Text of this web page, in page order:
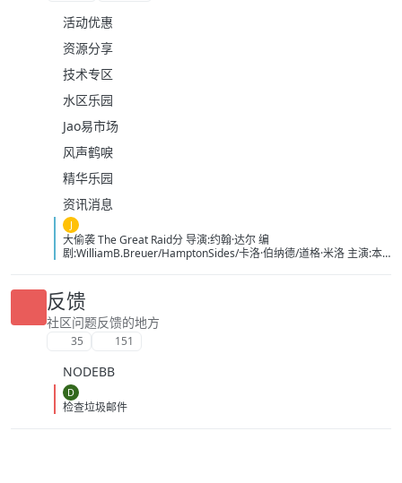
活动优惠
资源分享
技术专区
水区乐园
Jao易市场
风声鹤唳
精华乐园
资讯消息
J
大偷袭 The Great Raid分 导演:约翰·达尔 编
剧:WilliamB.Breuer/HamptonSides/卡洛·伯纳德/道格·米洛 主演:本
曼辛托斯/杰里米·卡拉汉/ScottMcLean/保罗·蒙塔尔班/克莱恩·克劳福
德/萨姆·沃辛顿/RoystonInnes/卢克·佩格勒/代尔·戴/杰罗姆·埃勒斯/布
雷特·塔克/KristianSchmid/瓦维克·杨/TimCampbell/马特·多兰/约瑟夫
·费因斯/马尔顿·索克斯/罗根·马歇尔-格林/尼古拉斯·贝尔/肯尼·道提/克
里斯托弗·詹姆斯·贝克/康妮·尼尔森/娜塔莉·杰克逊·门多萨/原丽淇/奥
泉原丰/保罗·纳高奇/DavidChamberlain/宇佐美慎吾/塞萨尔·蒙塔
诺/RichardJoson/KennethMoraleda/卓丹·李/里昂·福德/马修·纽
顿/JacksonRaine/道格拉斯·麦克阿瑟/富兰克林·德拉诺·罗斯福/艾德琳·
冈野/HidekiTojo 类型:剧情/动作/战争 制片国家/地区:美国/澳大利亚
反馈
社区问题反馈的地方
35 151
NODEBB
D
检查垃圾邮件